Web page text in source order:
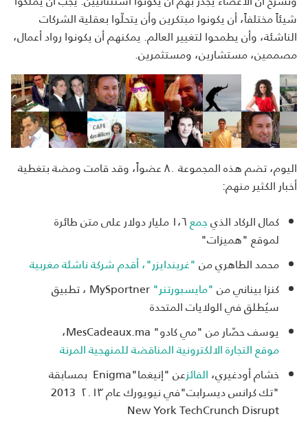
شيئاً مختلفاً، أن يكونوا مبتكرين وأن يتحلّوا بعقلية الشركات
الناشئة، وأن يطمحوا لتغيير العالم. يمكنهم أن يكونوا رواد أعمال،
مصممين، مستشارين، ومستثمرين.
اليوم، تضم هذه المجموعة ٨٠ عضواً، وقد قامت ومضة بتغطية
أخبار الكثير منهم:
كمال الركاد الذيجمع
١،٦ مليار دولار على متن طائرة
لموقع "هميزات"
محمد الطاهري من"غريندايزر"،أقدمشركةناشئةمغربية
كنزا بيناني من"مايسبورتنر"
MySportner ، تطبيق
سيُطلق في الولايات المتحدة
يوسف حصّار من "مي كادو" MesCadeaux.ma،
موقعالتجارةالالكترونيةالمناقضةللمنهجيةالمرنة
خشام أودغيري،الفائز
عن "إنيغما"Enigma بمسابقة
"تك كرانس ديسرابت"في نيويورك عام ٢٠١٣ 2013
New York TechCrunch Disrupt